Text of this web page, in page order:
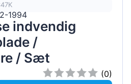
1994
indvendig
/
/ Sæt
(0)